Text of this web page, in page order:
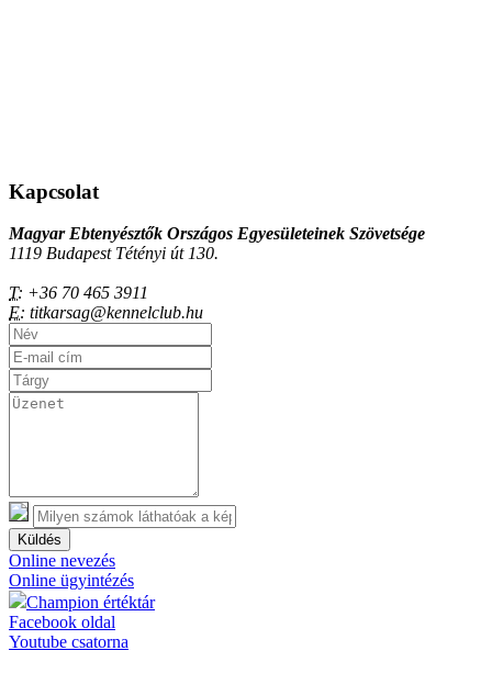
Kapcsolat
Magyar Ebtenyésztők Országos Egyesületeinek Szövetsége
1119 Budapest Tétényi út 130.
T: +36 70 465 3911
E: titkarsag@kennelclub.hu
Küldés
Online nevezés
Online ügyintézés
Champion értéktár
Facebook oldal
Youtube csatorna